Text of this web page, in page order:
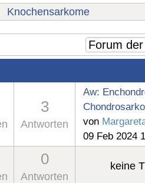
Knochensarkome
3
Antworten
Aw:
von
09 Feb 2024
0
Antworten
keine